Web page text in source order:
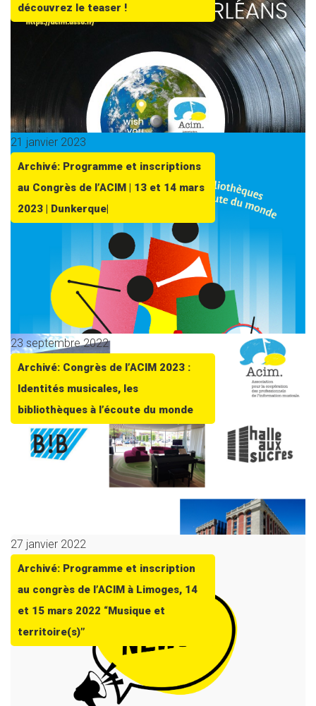
découvrez le teaser !
21 janvier 2023
Archivé: Programme et inscriptions
au Congrès de l’ACIM | 13 et 14 mars
2023 | Dunkerque|
23 septembre 2022
Archivé: Congrès de l’ACIM 2023 :
Identités musicales, les
bibliothèques à l’écoute du monde
27 janvier 2022
Archivé: Programme et inscription
au congrès de l’ACIM à Limoges, 14
et 15 mars 2022 “Musique et
territoire(s)”